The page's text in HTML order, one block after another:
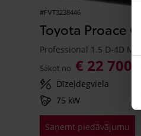
#PVT3238446
Toyota Proace
Professional 1.5 D-4D M/
Sākot no € 22 700
Dīzeļdegviela
75 kW
Saņemt piedāvājumu